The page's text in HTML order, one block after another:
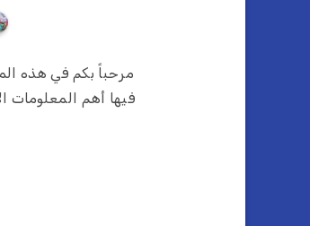
مرحباً بكم في هذه
فيها أهم المعلومات